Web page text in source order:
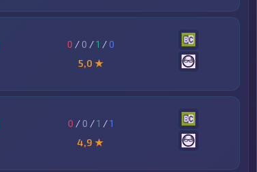
0 / 0 /1 /0
5,0 ★
0 / 0 /1 /1
4,9 ★